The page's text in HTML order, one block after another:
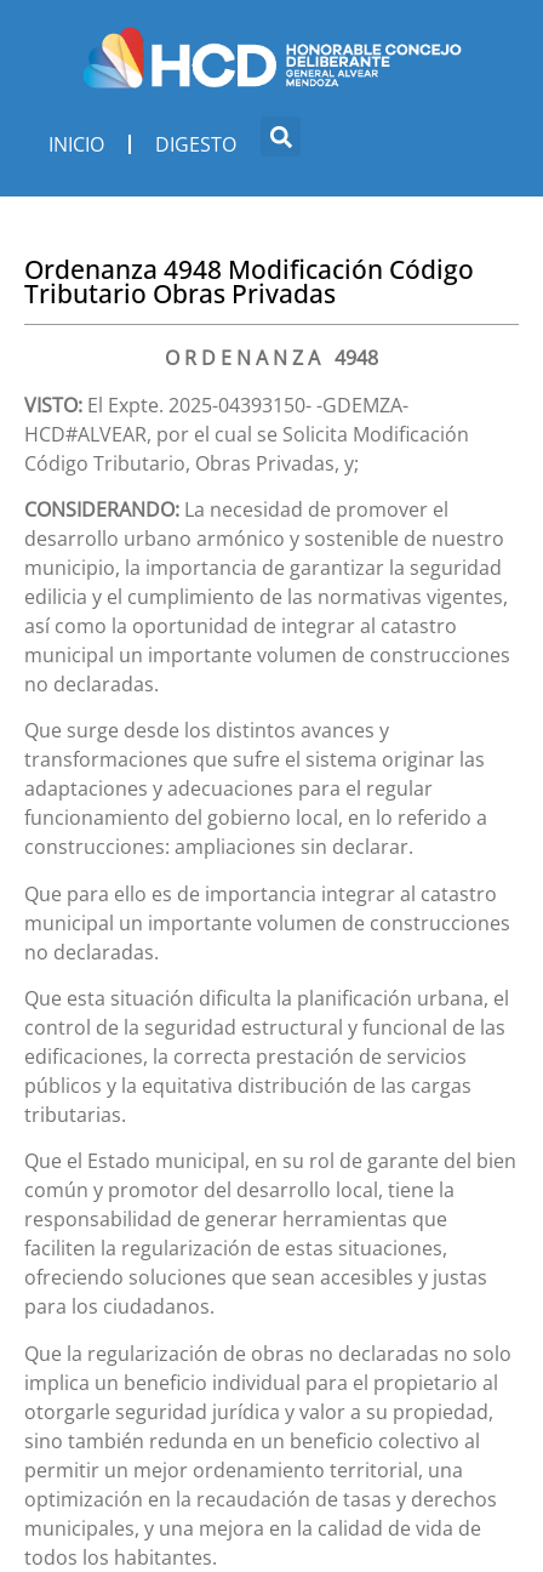
INICIO DIGESTO
Ordenanza 4948 Modificación Código
Tributario Obras Privadas
O R D E N A N Z A 4948
VISTO: El Expte. 2025-04393150- -GDEMZA-
HCD#ALVEAR, por el cual se Solicita Modificación
Código Tributario, Obras Privadas, y;
CONSIDERANDO: La necesidad de promover el
desarrollo urbano armónico y sostenible de nuestro
municipio, la importancia de garantizar la seguridad
edilicia y el cumplimiento de las normativas vigentes,
así como la oportunidad de integrar al catastro
municipal un importante volumen de construcciones
no declaradas.
Que surge desde los distintos avances y
transformaciones que sufre el sistema originar las
adaptaciones y adecuaciones para el regular
funcionamiento del gobierno local, en lo referido a
construcciones: ampliaciones sin declarar.
Que para ello es de importancia integrar al catastro
municipal un importante volumen de construcciones
no declaradas.
Que esta situación dificulta la planificación urbana, el
control de la seguridad estructural y funcional de las
edificaciones, la correcta prestación de servicios
públicos y la equitativa distribución de las cargas
tributarias.
Que el Estado municipal, en su rol de garante del bien
común y promotor del desarrollo local, tiene la
responsabilidad de generar herramientas que
faciliten la regularización de estas situaciones,
ofreciendo soluciones que sean accesibles y justas
para los ciudadanos.
Que la regularización de obras no declaradas no solo
implica un beneficio individual para el propietario al
otorgarle seguridad jurídica y valor a su propiedad,
sino también redunda en un beneficio colectivo al
permitir un mejor ordenamiento territorial, una
optimización en la recaudación de tasas y derechos
municipales, y una mejora en la calidad de vida de
todos los habitantes.